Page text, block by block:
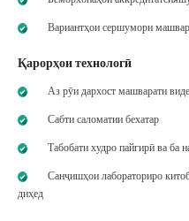
Вариантҳои сершумори
Қарорҳои технологӣ
Аз рӯи дархост машварати
Сабти саломатии бехатар
Табобати худро пайгирӣ ва ба
Санҷишҳои лабораториро
диҳед